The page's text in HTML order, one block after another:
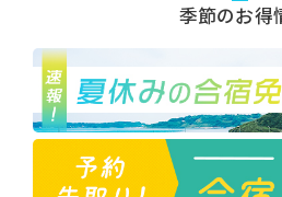
季節のお得